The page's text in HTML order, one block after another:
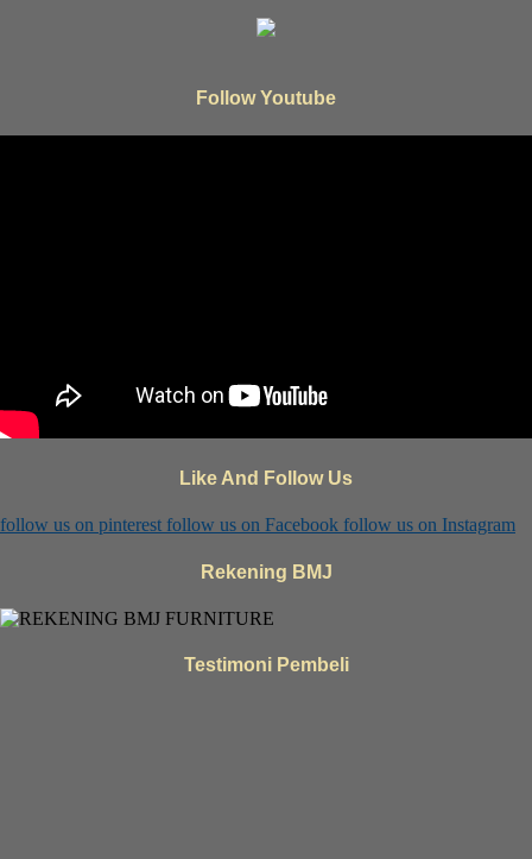
Follow Youtube
Like And Follow Us
follow us on pinterest follow us on Facebook follow us on Instagram
Rekening BMJ
Testimoni Pembeli